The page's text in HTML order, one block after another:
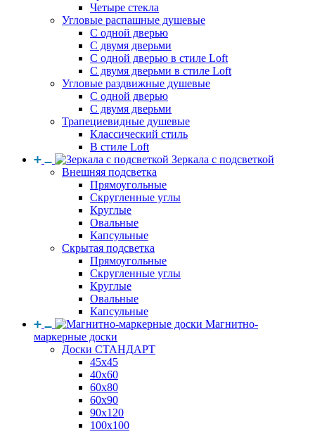
Четыре стекла
Угловые распашные душевые
С одной дверью
С двумя дверьми
С одной дверью в стиле Loft
С двумя дверьми в стиле Loft
Угловые раздвижные душевые
С одной дверью
С двумя дверьми
Трапециевидные душевые
Классический стиль
В стиле Loft
Зеркала с подсветкой
Внешняя подсветка
Прямоугольные
Скругленные углы
Круглые
Овальные
Капсульные
Скрытая подсветка
Прямоугольные
Скругленные углы
Круглые
Овальные
Капсульные
Магнитно-
маркерные доски
Доски СТАНДАРТ
45x45
40x60
60x80
60x90
90x120
100x100